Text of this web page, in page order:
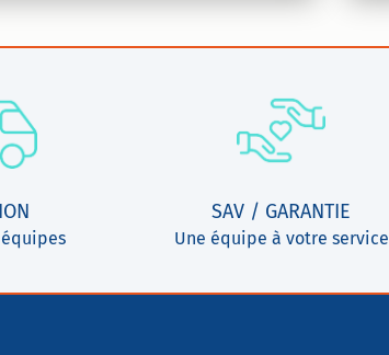
SAV / GARANTIE
Une équipe à votre service